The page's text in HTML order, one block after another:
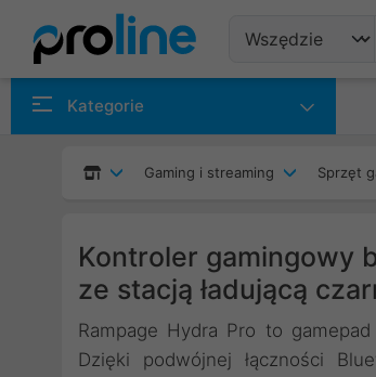
Kategorie
Gaming i streaming Sprzęt
Kontroler gamingowy
ze stacją ładującą
Rampage Hydra Pro to
Dzięki podwójnej łączności